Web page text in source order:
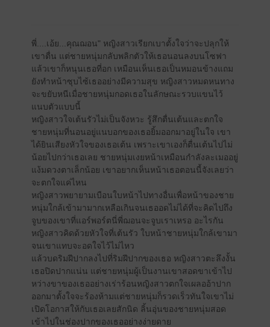
พี่....เอ้ย...คุณฌอน" หญิงสาวเรียกเบาตั้งใจว่าจะปลุกให้
เขาตื่น แต่ชายหนุ่มกลับพลิกตัวให้เธอนอนลงบนโซฟา
แล้วเขาก็หนุนเธอที่อก เหมือนเห็นเธอเป็นหมอนข้างแถม
ยังทำหน้าซุบไซ้เธออย่างมีความสุข หญิงสาวหมดหนทาง
จะขยับหนีเมื่อชายหนุ่มกอดเธอในลักษณะรวบแขนไว้
แนบตัวแบบนี้
หญิงสาวใจเต้นรัวไม่เป็นจังหวะ รู้สึกตื่นเต้นและตกใจ
ชายหนุ่มที่นอนอยู่แนบอกของเธอยิ้มออกมาอยู่ในใจ เขา
ได้ยินเสียงหัวใจของเธอเต้น เพราะเขาเองก็ตื่นเต้นไปไม่
น้อยไปกว่าเธอเลย ชายหนุ่มเงยหน้าเหมือนกำลังละเมออยู่
แง้มดวงตาเล็กน้อย เขาอยากเห็นหน้าเธอตอนนี้จังเลยว่า
จะตกใจแค่ไหน
หญิงสาวพยายามเบือนใบหน้าไปทางอื่นเพื่อหน้าของชาย
หนุ่มใกล้เข้ามามากเหลือเกินจนเธออดไม่ได้ที่จะคิดไปถึง
จูบของเขาที่แอร์พอร์ตนี่พี่ฌอนจะจูบเราเหรอ อะไรกัน
หญิงสาวคิดด้วยหัวใจที่เต้นรัว ใบหน้าชายหนุ่มใกล้เขามา
จนเขาแทบจะอดใจไว้ไม่ไหว
แล้วบดริมฝีปากลงไปที่ริมฝีปากของเธอ หญิงสาวตะลึงงั้น
เธอปิดปากแน่น แต่ชายหนุ่มผู้เป็นงานเขาสอดขาเข้าไป
หว่างขาของเธออย่างเร่าร้อนหญิงสาวตกใจเผลออ้าปาก
ออกมาตั้งใจจะร้องห้ามแต่ชายหนุ่มก็รวดเร็วทันใจเขาไม่
เปิดโอกาสให้กับเธอเลยสักนิด ลิ้นอุ่นของชายหนุ่มสอด
เข้าไปในช่องปากของเธออย่างง่ายดาย